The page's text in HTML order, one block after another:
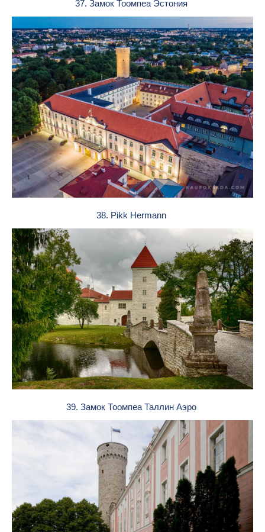
37. Замок Тоомпеа Эстония
38. Pikk Hermann
39. Замок Тоомпеа Таллин Аэро